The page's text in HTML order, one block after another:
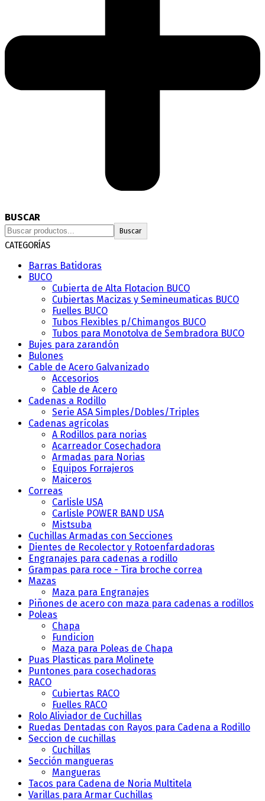
BUSCAR
Buscar
CATEGORÍAS
Barras Batidoras
BUCO
Cubierta de Alta Flotacion BUCO
Cubiertas Macizas y Semineumaticas BUCO
Fuelles BUCO
Tubos Flexibles p/Chimangos BUCO
Tubos para Monotolva de Sembradora BUCO
Bujes para zarandón
Bulones
Cable de Acero Galvanizado
Accesorios
Cable de Acero
Cadenas a Rodillo
Serie ASA Simples/Dobles/Triples
Cadenas agrícolas
A Rodillos para norias
Acarreador Cosechadora
Armadas para Norias
Equipos Forrajeros
Maiceros
Correas
Carlisle USA
Carlisle POWER BAND USA
Mistsuba
Cuchillas Armadas con Secciones
Dientes de Recolector y Rotoenfardadoras
Engranajes para cadenas a rodillo
Grampas para roce - Tira broche correa
Mazas
Maza para Engranajes
Piñones de acero con maza para cadenas a rodillos
Poleas
Chapa
Fundicion
Maza para Poleas de Chapa
Puas Plasticas para Molinete
Puntones para cosechadoras
RACO
Cubiertas RACO
Fuelles RACO
Rolo Aliviador de Cuchillas
Ruedas Dentadas con Rayos para Cadena a Rodillo
Seccion de cuchillas
Cuchillas
Sección mangueras
Mangueras
Tacos para Cadena de Noria Multitela
Varillas para Armar Cuchillas